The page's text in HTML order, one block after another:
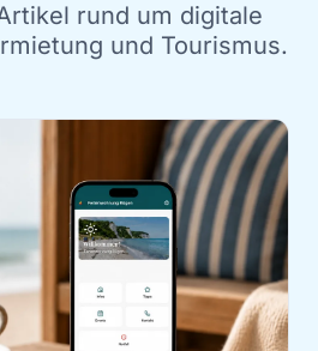
rund um digitale
und Tourismus.